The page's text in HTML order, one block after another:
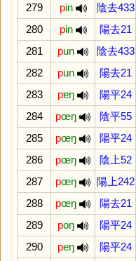
279
pin 陰去433
280
pin 陽去21
281
pun 陰去433
282
pun 陽去21
283
pɐŋ 陽平24
284
pœŋ 陰平55
285
pœŋ 陽平24
286
pœŋ 陰上52
287
pœŋ 陽上242
288
pœŋ 陽去21
289
poŋ 陽平24
290
peŋ 陽平24